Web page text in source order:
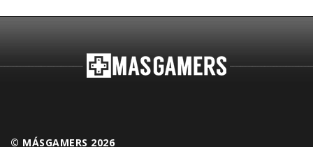
© MÁSGAMERS 2026